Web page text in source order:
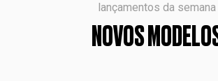
lançamentos da semana
NOVOS